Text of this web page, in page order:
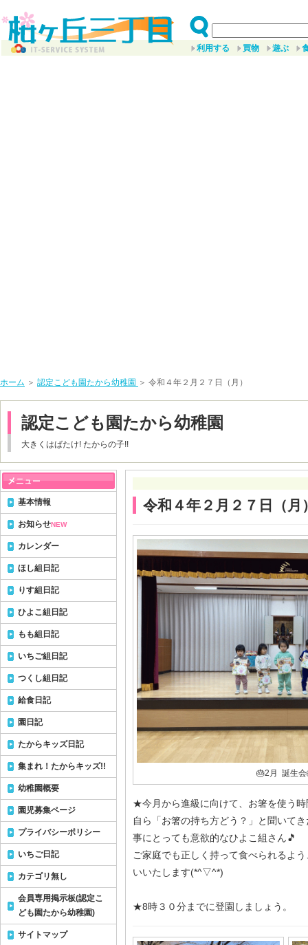
利用する 買物 遊ぶ
ホーム ＞ 認定こども園たから幼稚園 ＞ 令和４年２月２７日（月）
認定こども園たから幼稚園
大きくはばたけ! たからの子!!
令和４年２月２７日（月
🎂2月 誕生
★今月から進級に向けて、お箸を使う
自ら「お箸の持ち方どう？」と聞いて
事にとっても意欲的なひよこ組さん🎵
ご家庭でも正しく持って食べられるよ
いいたします(*^▽^*)
★8時３０分までに登園しましょう。
基本情報
お知らせNEW
カレンダー
ほし組日記
りす組日記
ひよこ組日記
もも組日記
いちご組日記
つくし組日記
給食日記
園日記
たからキッズ日記
集まれ！たからキッズ!!
幼稚園概要
園児募集ページ
プライバシーポリシー
いちご日記
カテゴリ無し
会員専用掲示板(認定こ
ども園たから幼稚園)
サイトマップ